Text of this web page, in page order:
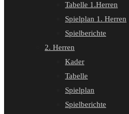
Tabelle 1.Herren
Spielplan 1. Herren
Spielberichte
2. Herren
Kader
Tabelle
Spielplan
Spielberichte